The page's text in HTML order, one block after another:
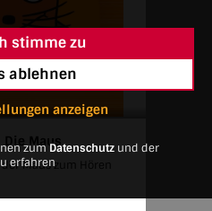
stimme zu
ablehnen
anzeigen
zumDatenschutz und der
erfahren
Die Maus
Maus zum Hören